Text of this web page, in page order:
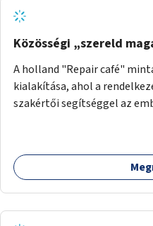
Közösségi „szereld
A holland "Repair café"
kialakítása, ahol a
szakértői segítséggel az
egymásnak, megosszák